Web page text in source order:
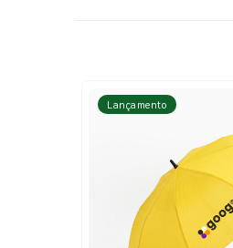
Lançamento